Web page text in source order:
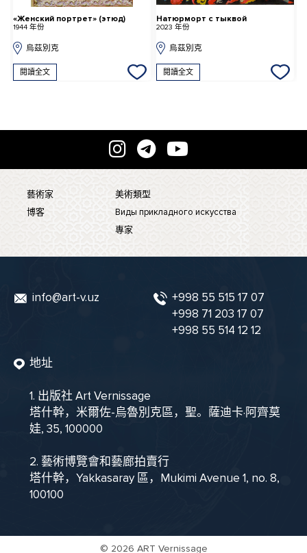
«Женский портрет» (этюд)
1944 年份
烏茲別克
閱讀全文
Натюрморт с тыквой
2023 年份
烏茲別克
閱讀全文
藝術家
博客
美術類型
Виды прикладного искусства
專家
info@art-v.uz
+998 55 515 17 07
+998 71 203 17 07
+998 55 514 12 12
地址
1. 出版社 Art Vernissage
塔什幹，米爾佐-烏魯別克區，聖。薩迪卡·阿齊莫
娃, 35, 100000
2. 藝術博覽會和藝廊拍賣行
塔什幹，Yakkasaray 區，Mukimi Avenue 1, no. 8,
100100
© 2026 ART Vernissage